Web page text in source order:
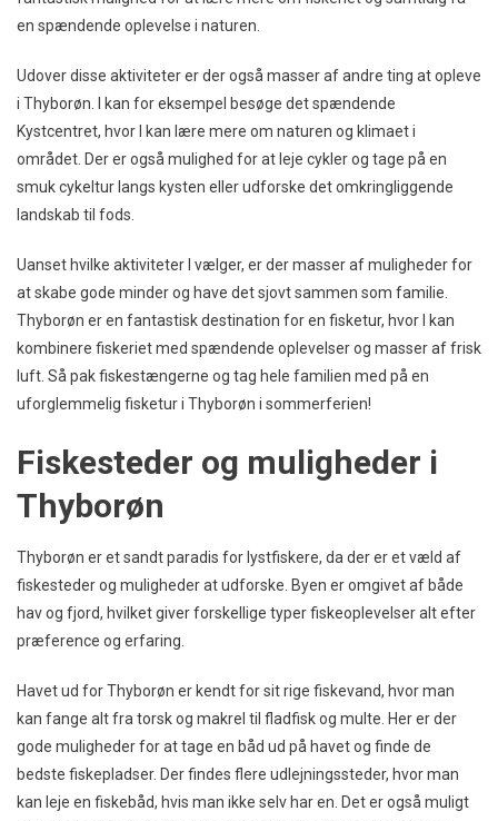
en spændende oplevelse i naturen.
Udover disse aktiviteter er der også masser af andre ting at opleve
i Thyborøn. I kan for eksempel besøge det spændende
Kystcentret, hvor I kan lære mere om naturen og klimaet i
området. Der er også mulighed for at leje cykler og tage på en
smuk cykeltur langs kysten eller udforske det omkringliggende
landskab til fods.
Uanset hvilke aktiviteter I vælger, er der masser af muligheder for
at skabe gode minder og have det sjovt sammen som familie.
Thyborøn er en fantastisk destination for en fisketur, hvor I kan
kombinere fiskeriet med spændende oplevelser og masser af frisk
luft. Så pak fiskestængerne og tag hele familien med på en
uforglemmelig fisketur i Thyborøn i sommerferien!
Fiskesteder og muligheder i
Thyborøn
Thyborøn er et sandt paradis for lystfiskere, da der er et væld af
fiskesteder og muligheder at udforske. Byen er omgivet af både
hav og fjord, hvilket giver forskellige typer fiskeoplevelser alt efter
præference og erfaring.
Havet ud for Thyborøn er kendt for sit rige fiskevand, hvor man
kan fange alt fra torsk og makrel til fladfisk og multe. Her er der
gode muligheder for at tage en båd ud på havet og finde de
bedste fiskepladser. Der findes flere udlejningssteder, hvor man
kan leje en fiskebåd, hvis man ikke selv har en. Det er også muligt